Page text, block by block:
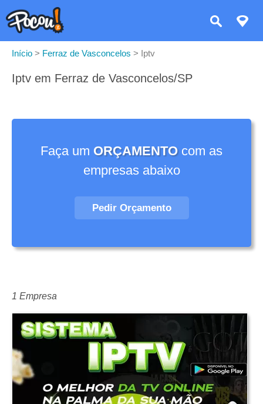
Início > Ferraz de Vasconcelos > Iptv
Iptv em Ferraz de Vasconcelos/SP
Faça um ORÇAMENTOcom as
empresas abaixo
Pedir Orçamento
1 Empresa